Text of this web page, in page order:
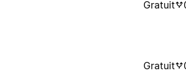
Gratuit
Gratuit